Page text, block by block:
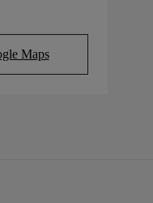
Maps
tab)